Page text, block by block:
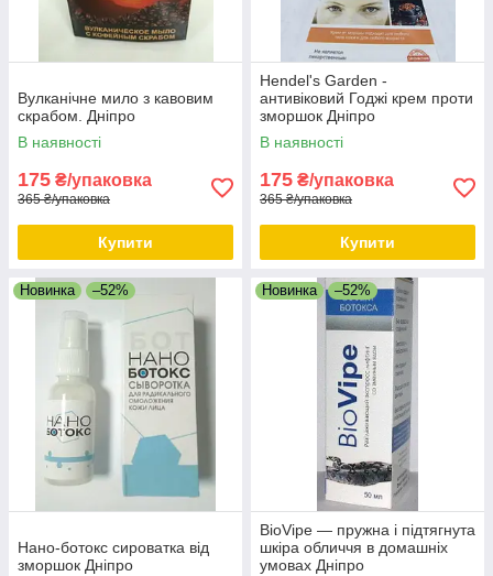
Вулканічне мило з кавовим
скрабом. Дніпро
В наявності
175 ₴/упаковка
365 ₴/упаковка
Купити
Hendel's Garden -
антивіковий Годжі крем проти
зморшок Дніпро
В наявності
175 ₴/упаковка
365 ₴/упаковка
Купити
Новинка –52%
Нано-ботокс сироватка від
зморшок Дніпро
Новинка –52%
BioVipe — пружна і підтягнута
шкіра обличчя в домашніх
умовах Дніпро